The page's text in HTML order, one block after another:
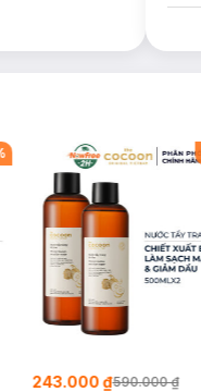
243.000 ₫590.000 ₫